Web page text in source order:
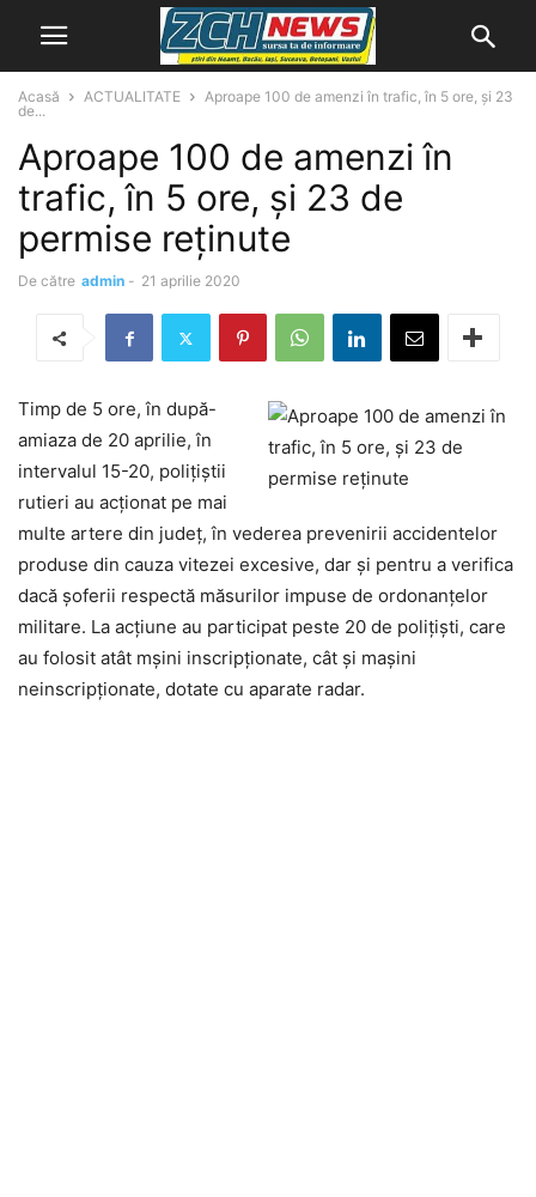
Acasă ACTUALITATE
Aproape 100 de amenzi în trafic, în 5 ore, și 23
de...
Aproape 100 de amenzi în
trafic, în 5 ore, și 23 de
permise reținute
De către admin - 21 aprilie 2020
Timp de 5 ore, în după-
amiaza de 20 aprilie, în
intervalul 15-20, polițiștii
rutieri au acționat pe mai
multe artere din județ, în vederea prevenirii accidentelor
produse din cauza vitezei excesive, dar și pentru a verifica
dacă șoferii respectă măsurilor impuse de ordonanțelor
militare. La acțiune au participat peste 20 de polițiști, care
au folosit atât mșini inscripționate, cât și mașini
neinscripționate, dotate cu aparate radar.